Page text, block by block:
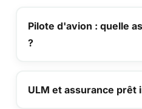
Pilote d'avion : quelle
?
ULM et assurance prêt